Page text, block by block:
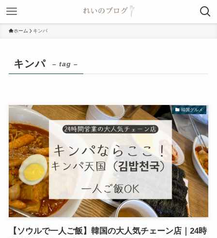
ホーム キンパ
キンパ – tag –
韓国グルメ
【ソウルで一人ご飯】韓国の大人気チェーン店｜24時